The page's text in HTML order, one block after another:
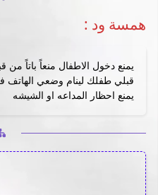
: همسة ود
يمنع دخول الاطفال منعاً باتاً من
قبلي طفلك لينام وضعي الهاتف
يمنع احظار المداعه او الشيشه